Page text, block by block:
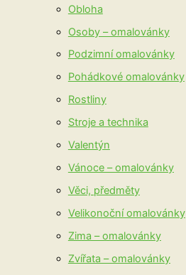
Obloha
Osoby – omalovánky
Podzimní omalovánky
Pohádkové omalovánky
Rostliny
Stroje a technika
Valentýn
Vánoce – omalovánky
Věci, předměty
Velikonoční omalovánky
Zima – omalovánky
Zvířata – omalovánky